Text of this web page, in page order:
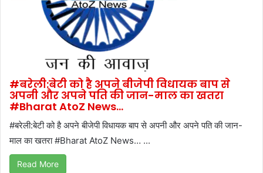
#बरेली:बेटी को है अपने बीजेपी विधायक बाप से
अपनी और अपने पति की जान-माल का खतरा
#Bharat AtoZ News…
#बरेली:बेटी को है अपने बीजेपी विधायक बाप से अपनी और अपने पति की जान-
माल का खतरा #Bharat AtoZ News… ...
Read More